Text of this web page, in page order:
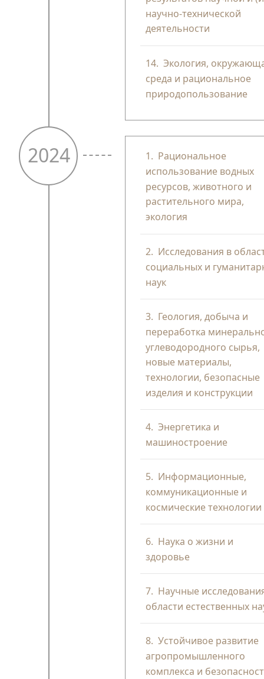
научно-технической
деятельности
14.Экология,
среда и рациональное
природопользование
2024 1. Рациональное
использование водных
ресурсов, животного и
растительного мира,
экология
2. Исследования в
социальных и
наук
3. Геология, добыча и
переработка
углеводородного сырья,
новые материалы,
технологии, безопасные
изделия и конструкции
4.Энергетика и
машиностроение
5. Информационные,
коммуникационные и
космические технологии
6. Наука о жизни и
здоровье
7. Научные
области естественных
8.Устойчивое развитие
агропромышленного
комплекса и